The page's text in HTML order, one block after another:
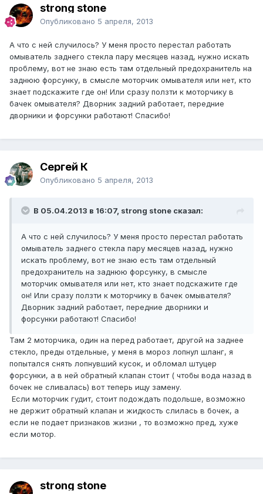
strong stone
Опубликовано 5 апреля, 2013
А что с ней случилось? У меня просто перестал работать
омыватель заднего стекла пару месяцев назад, нужно искать
проблему, вот не знаю есть там отдельный предохранитель на
заднюю форсунку, в смысле моторчик омывателя или нет, кто
знает подскажите где он! Или сразу ползти к моторчику в
бачек омывателя? Дворник задний работает, передние
дворники и форсунки работают! Спасибо!
Сергей К
Опубликовано 5 апреля, 2013
В 05.04.2013 в 16:07, strong stone сказал:
А что с ней случилось? У меня просто перестал работать
омыватель заднего стекла пару месяцев назад, нужно
искать проблему, вот не знаю есть там отдельный
предохранитель на заднюю форсунку, в смысле
моторчик омывателя или нет, кто знает подскажите где
он! Или сразу ползти к моторчику в бачек омывателя?
Дворник задний работает, передние дворники и
форсунки работают! Спасибо!
Там 2 моторчика, один на перед работает, другой на заднее
стекло, преды отдельные, у меня в мороз лопнул шланг, я
попытался снять лопнувший кусок, и обломал штуцер
форсунки, а в ней обратный клапан стоит ( чтобы вода назад в
бочек не сливалась) вот теперь ищу замену.
Если моторчик гудит, стоит подождать подольше, возможно
не держит обратный клапан и жидкость слилась в бочек, а
если не подает признаков жизни , то возможно пред, хуже
если мотор.
strong stone